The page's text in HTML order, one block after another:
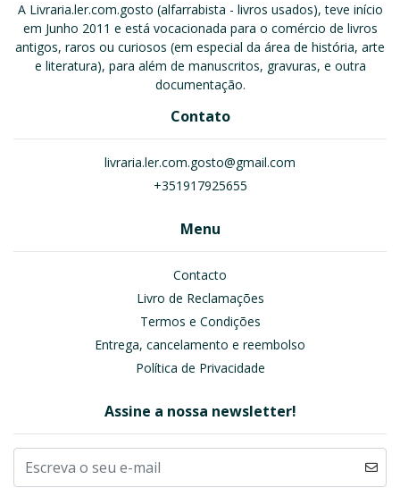
A Livraria.ler.com.gosto (alfarrabista - livros usados), teve início
em Junho 2011 e está vocacionada para o comércio de livros
antigos, raros ou curiosos (em especial da área de história, arte
e literatura), para além de manuscritos, gravuras, e outra
documentação.
Contato
livraria.ler.com.gosto@gmail.com
+351917925655
Menu
Contacto
Livro de Reclamações
Termos e Condições
Entrega, cancelamento e reembolso
Política de Privacidade
Assine a nossa newsletter!